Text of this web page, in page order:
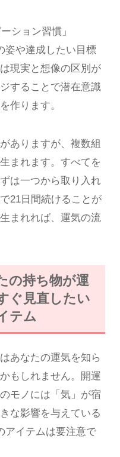
ション習慣」
姿や達成したい目標
現実と想像の区別が
することで潜在意識
作ります。
ありますが、複数組
まれます。すべてを
は一つから取り入れ
21日間続けることが
まれれば、運気の流
の持ち物が運
ぐ見直したい
テム
あなたの運気を知ら
もしれません。開運
モノには「気」が宿
な影響を与えている
アイテムは要注意で